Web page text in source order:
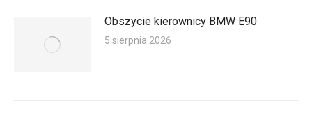
Obszycie kierownicy BMW E90
5 sierpnia 2026